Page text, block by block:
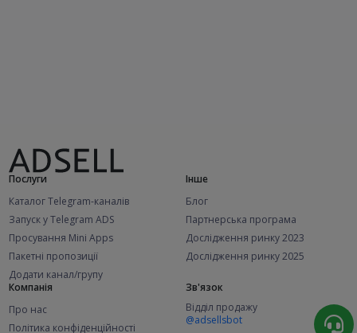
Послуги
Каталог Telegram-каналів
Запуск у Telegram ADS
Просування Mini Apps
Пакетні пропозиції
Додати канал/групу
Інше
Блог
Партнерська програма
Дослідження ринку 2023
Дослідження ринку 2025
Компанія
Про нас
Політика конфіденційності
Зв'язок
Відділ продажу
@adsellsbot